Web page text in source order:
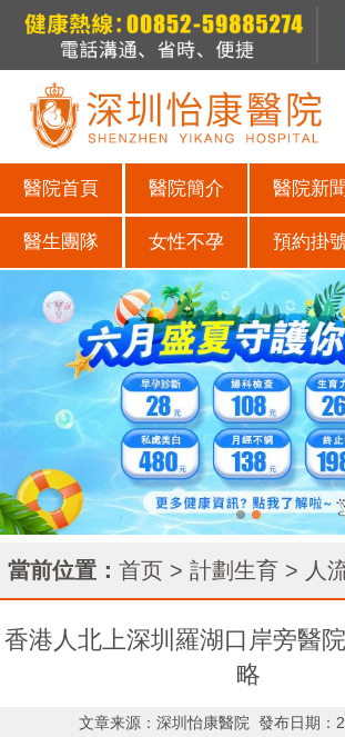
醫院首頁 醫院簡介 醫院新聞
醫生團隊 女性不孕 預約掛
當前位置： 首页 > 計劃生育 > 人
香港人北上深圳羅湖口岸旁醫
略
文章来源：深圳怡康醫院 發布日期：